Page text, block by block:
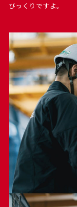
びっくりですよ。